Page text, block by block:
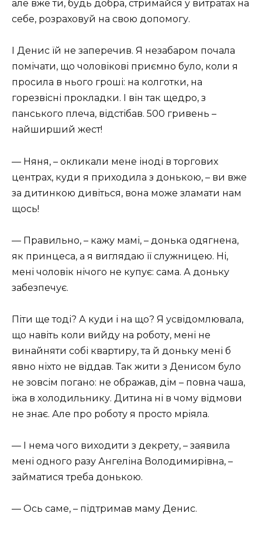
але вже ти, будь добра, стримайся у витратах на
себе, розраховуй на свою допомогу.
І Денис їй не заперечив. Я незабаром почала
помічати, що чоловікові приємно було, коли я
просила в нього гроші: на колготки, на
горезвісні прокладки. І він так щедро, з
панського плеча, відстібав. 500 гривень –
найширший жест!
— Няня, – окликали мене іноді в торгових
центрах, куди я приходила з донькою, – ви вже
за дитинкою дивіться, вона може зламати нам
щось!
— Правильно, – кажу мамі, – донька одягнена,
як принцеса, а я виглядаю її служницею. Ні,
мені чоловік нічого не купує: сама. А доньку
забезпечує.
Піти ще тоді? А куди і на що? Я усвідомлювала,
що навіть коли вийду на роботу, мені не
винайняти собі квартиру, та й доньку мені б
явно ніхто не віддав. Так жити з Денисом було
не зовсім погано: не ображав, дім – повна чаша,
їжа в холодильнику. Дитина ні в чому відмови
не знає. Але про роботу я просто мріяла.
— І нема чого виходити з декрету, – заявила
мені одного разу Ангеліна Володимирівна, –
займатися треба донькою.
— Ось саме, – підтримав маму Денис.